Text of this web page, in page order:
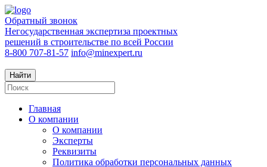
Обратный звонок
Негосударственная экспертиза проектных
решений в строительстве по всей России
8-800 707-81-57 info@minexpert.ru
Найти
Главная
О компании
О компании
Эксперты
Реквизиты
Политика обработки персональных данных